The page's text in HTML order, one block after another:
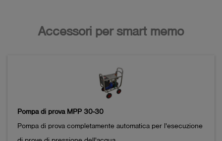
Accessori per smart memo
Pompa di prova MPP 30-30
Pompa di prova completamente automatica per l'esecuzione